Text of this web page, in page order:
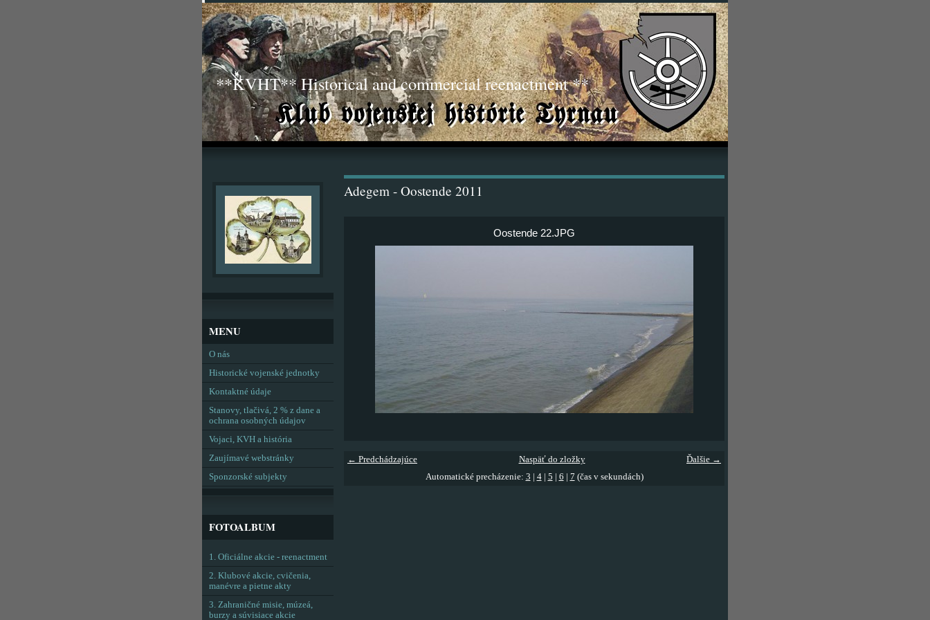
**KVHT** Historical and commercial reenactment **
Adegem - Oostende 2011
Oostende 22.JPG
← Predchádzajúce Ďalšie →
Naspäť do zložky
Automatické precházenie: 3 4| 5 6 7 (čas v sekundách)
MENU
O nás
Historické vojenské jednotky
Kontaktné údaje
Stanovy, tlačivá, 2 % z dane a
ochrana osobných údajov
Vojaci, KVH a história
Zaujímavé webstránky
Sponzorské subjekty
FOTOALBUM
1. Oficiálne akcie - reenactment
2. Klubové akcie, cvičenia,
manévre a pietne akty
3. Zahraničné misie, múzeá,
burzy a súvisiace akcie